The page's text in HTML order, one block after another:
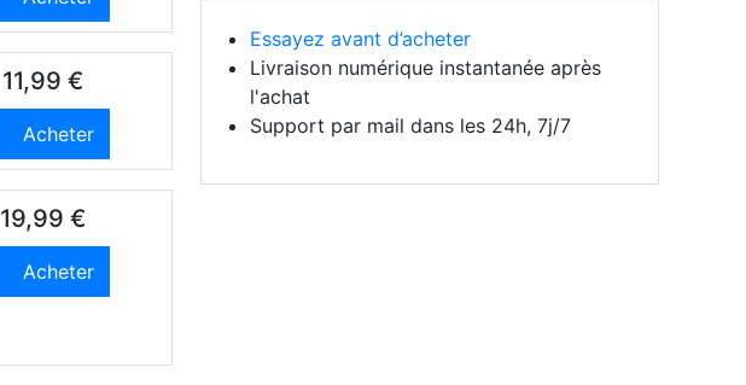
11,99 €
Acheter
19,99 €
Acheter
Essayez avant d’acheter
Livraison numérique instantanée après
l'achat
Support par mail dans les 24h, 7j/7